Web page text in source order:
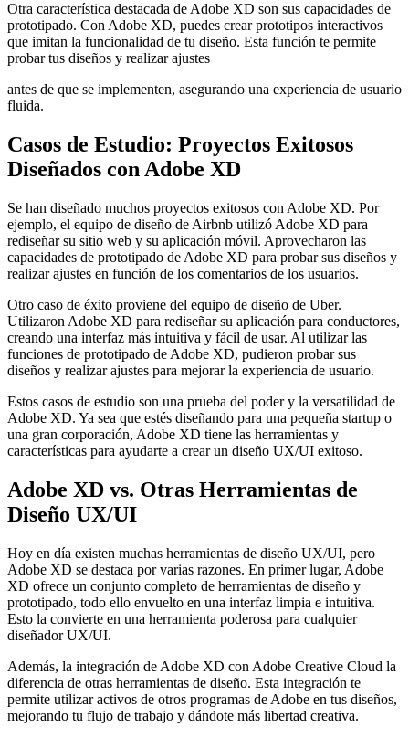
Otra característica destacada de Adobe XD son sus capacidades de
prototipado. Con Adobe XD, puedes crear prototipos interactivos
que imitan la funcionalidad de tu diseño. Esta función te permite
probar tus diseños y realizar ajustes
antes de que se implementen, asegurando una experiencia de usuario
fluida.
Casos de Estudio: Proyectos Exitosos
Diseñados con Adobe XD
Se han diseñado muchos proyectos exitosos con Adobe XD. Por
ejemplo, el equipo de diseño de Airbnb utilizó Adobe XD para
rediseñar su sitio web y su aplicación móvil. Aprovecharon las
capacidades de prototipado de Adobe XD para probar sus diseños y
realizar ajustes en función de los comentarios de los usuarios.
Otro caso de éxito proviene del equipo de diseño de Uber.
Utilizaron Adobe XD para rediseñar su aplicación para conductores,
creando una interfaz más intuitiva y fácil de usar. Al utilizar las
funciones de prototipado de Adobe XD, pudieron probar sus
diseños y realizar ajustes para mejorar la experiencia de usuario.
Estos casos de estudio son una prueba del poder y la versatilidad de
Adobe XD. Ya sea que estés diseñando para una pequeña startup o
una gran corporación, Adobe XD tiene las herramientas y
características para ayudarte a crear un diseño UX/UI exitoso.
Adobe XD vs. Otras Herramientas de
Diseño UX/UI
Hoy en día existen muchas herramientas de diseño UX/UI, pero
Adobe XD se destaca por varias razones. En primer lugar, Adobe
XD ofrece un conjunto completo de herramientas de diseño y
prototipado, todo ello envuelto en una interfaz limpia e intuitiva.
Esto la convierte en una herramienta poderosa para cualquier
diseñador UX/UI.
Además, la integración de Adobe XD con Adobe Creative Cloud la
diferencia de otras herramientas de diseño. Esta integración te
permite utilizar activos de otros programas de Adobe en tus diseños,
mejorando tu flujo de trabajo y dándote más libertad creativa.